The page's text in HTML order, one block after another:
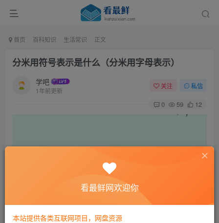
首页 百科知识 生活常识 正文
分米用符号表示是什么（分米用字母表示）
学吧
1年前更新
关注 私信
0 59 12
看最鲜网欢迎你
本站提供各类互联网项目，网盘资源